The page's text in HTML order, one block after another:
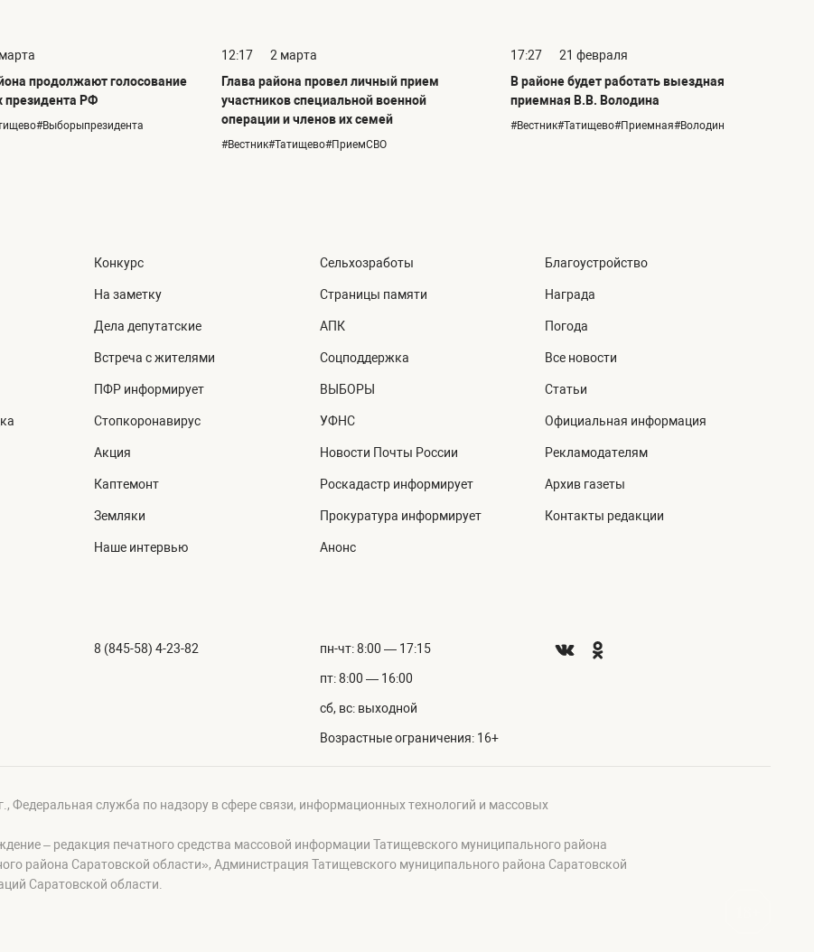
продолжают голосование
президента РФ
12:17
2 марта
Глава района провел личный прием
участников специальной военной
операции и членов их семей
#Вестник#Татищево#ПриемСВО
17:27
21 февраля
В районе будет работать выездная
приемная В.В. Володина
#Вестник#Татищево#Приемная#Володин
Конкурс
На заметку
Дела депутатские
Встреча с жителями
ПФР информирует
Стопкоронавирус
Акция
Каптемонт
Земляки
Наше интервью
Сельхозработы
Страницы памяти
АПК
Соцподдержка
ВЫБОРЫ
УФНС
Новости Почты России
Роскадастр информирует
Прокуратура информирует
Анонс
Благоустройство
Награда
Погода
Все новости
Статьи
Официальная информация
Рекламодателям
Архив газеты
Контакты редакции
8 (845-58) 4-23-82 пн-чт: 8:00 — 17:15
пт: 8:00 — 16:00
сб, вс: выходной
Возрастные ограничения: 16+
Федеральная служба по надзору в сфере связи, информационных технологий и массовых
– редакция печатного средства массовой информации Татищевского муниципального района
района Саратовской области», Администрация Татищевского муниципального района Саратовской
Саратовской области.